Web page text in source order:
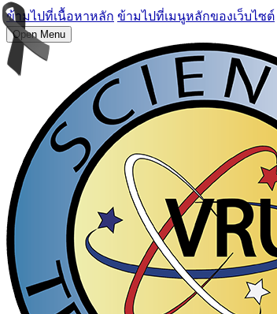
ข้ามไปที่เนื้อหาหลัก ข้ามไปที่เมนูหลักของเว็บไซต์
Open Menu